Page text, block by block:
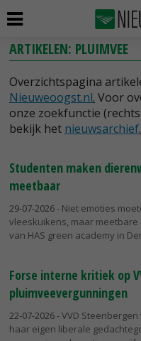
ARTIKELEN: PLUIMVEE
Overzichtspagina
Nieuweoogst.nl. Voor
onze zoekfunctie
bekijk het nieuwsarchief.
Studenten maken
meetbaar
29-07-2026- Niet emoties
vleeskuikens, maar
van HAS green academy in
Forse interne kritiek op
pluimveevergunningen
22-07-2026- VVD
haar eigen liberale